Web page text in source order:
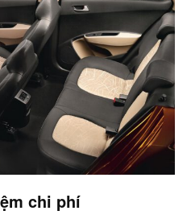
chi phí